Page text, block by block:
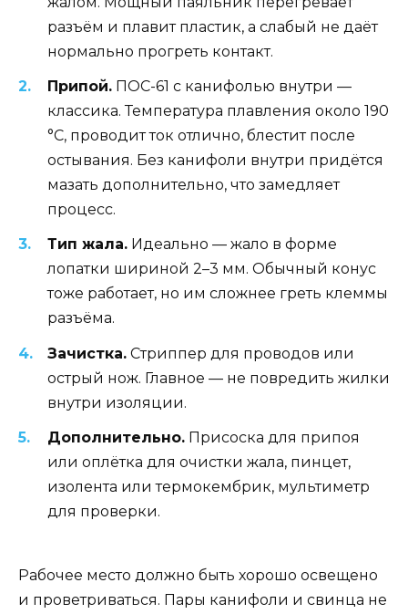
разъём и плавит пластик, а слабый не даёт
нормально прогреть контакт.
Припой. ПОС-61 с канифолью внутри —
классика. Температура плавления около 190
°C, проводит ток отлично, блестит после
остывания. Без канифоли внутри придётся
мазать дополнительно, что замедляет
процесс.
Тип жала. Идеально — жало в форме
лопатки шириной 2–3 мм. Обычный конус
тоже работает, но им сложнее греть клеммы
разъёма.
Зачистка. Стриппер для проводов или
острый нож. Главное — не повредить жилки
внутри изоляции.
Дополнительно. Присоска для припоя
или оплётка для очистки жала, пинцет,
изолента или термокембрик, мультиметр
для проверки.
Рабочее место должно быть хорошо освещено
и проветриваться. Пары канифоли и свинца не